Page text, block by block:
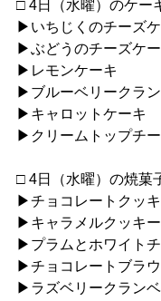
□ 4日（水曜）のケー
▶︎いちじくのチーズ
▶︎ぶどうのチーズケ
▶︎レモンケーキ
▶︎ブルーベリークラ
▶︎キャロットケーキ
▶︎クリームトップチ
□ 4日（水曜）の焼菓
▶︎チョコレートクッ
▶︎キャラメルクッキー
▶︎プラムとホワイト
▶︎チョコレートブラ
▶︎ラズベリークラン